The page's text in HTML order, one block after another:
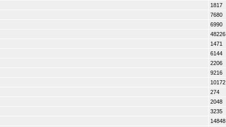
1817
7680
6990
48226
1471
6144
2206
9216
10172
274
2048
3235
14848